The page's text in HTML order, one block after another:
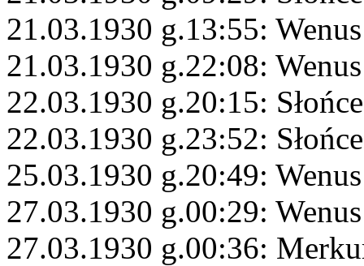
21.03.1930 g.13:55:
21.03.1930 g.22:08:
22.03.1930 g.20:15:
22.03.1930 g.23:52:
25.03.1930 g.20:49:
27.03.1930 g.00:29:
27.03.1930 g.00:36: